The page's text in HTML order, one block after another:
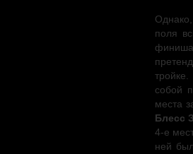
поля
собой
места
Блесс
4-е
ней